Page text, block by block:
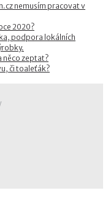
nemusím pracovat v
2020?
podpora lokálních
něco zeptat?
či toaleťák?